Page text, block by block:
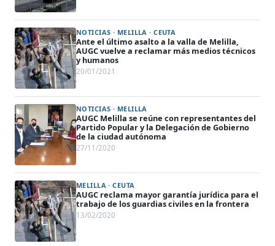
NOTICIAS · MELILLA · CEUTA
Ante el último asalto a la valla de Melilla,
AUGC vuelve a reclamar más medios técnicos
y humanos
20/01/2021
NOTICIAS · MELILLA
AUGC Melilla se reúne con representantes del
Partido Popular y la Delegación de Gobierno
de la ciudad autónoma
27/11/2020
MELILLA · CEUTA
AUGC reclama mayor garantía jurídica para el
trabajo de los guardias civiles en la frontera
13/02/2020